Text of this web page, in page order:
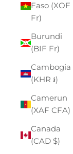
Faso (XOF
Fr)
Burundi
(BIF Fr)
Cambogia
(KHR ៛)
Camerun
(XAF CFA)
Canada
(CAD $)